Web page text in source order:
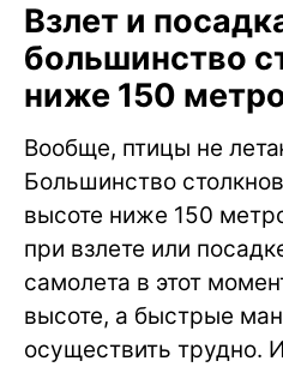
Взлет и
большинство
ниже 150
Вообще, птицы не
Большинство
высоте ниже 150
при взлете или
самолета в этот
высоте, а быстрые
осуществить трудно.